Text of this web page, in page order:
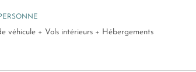
véhicule + Vols intérieurs + Hébergements